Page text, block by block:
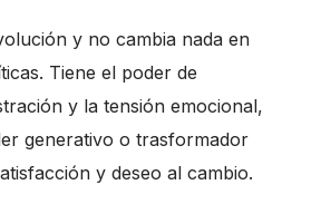
y no cambia nada en
Tiene el poder de
y la tensión emocional,
generativo o trasformador
y deseo al cambio.